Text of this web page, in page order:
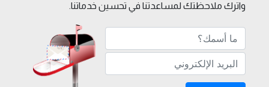
واترك ملاحظتك لمساعدتنا في تحسين خدماتنا.